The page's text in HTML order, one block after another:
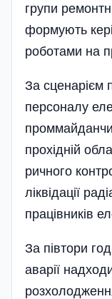
групи
формують
роботами на
За сценарієм
персоналу
прохідній
ричного­
лікві­дації
працівників
За півтори
аварії